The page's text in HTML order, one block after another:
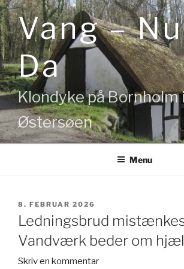
Videre
til
indholdVang –
Da
Klondyke på Bornholm
Østersøen
Menu
UDGIVET
DEN
8. FEBRUAR 2026
Ledningsbrud
Vandværk beder om
Skriv en kommentar